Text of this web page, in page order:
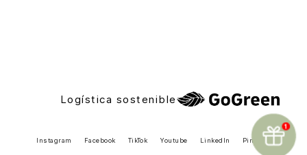
Logística sostenible
Instagram Facebook TikTok Youtube LinkedIn Pinterest